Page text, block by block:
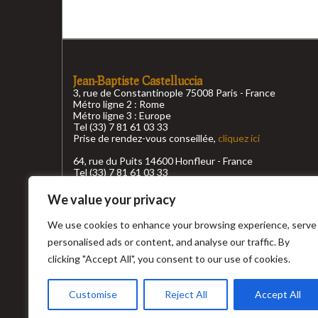
We value your privacy
We use cookies to enhance your browsing experience, serve
personalised ads or content, and analyse our traffic. By
clicking "Accept All", you consent to our use of cookies.
Customise Reject All Accept All
Jean-Baptiste Castelluccia
3, rue de Constantinople 75008 Paris - France
Métro ligne 2 : Rome
Métro ligne 3 : Europe
Tel (33) 7 81 61 03 33
Prise de rendez-vous conseillée, cliquez ici
64, rue du Puits 14600 Honfleur - France
Tel (33) 7 81 61 03 33
Conditions générales de ventes
Top recherche